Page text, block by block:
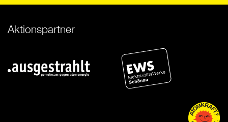
Aktionspartner